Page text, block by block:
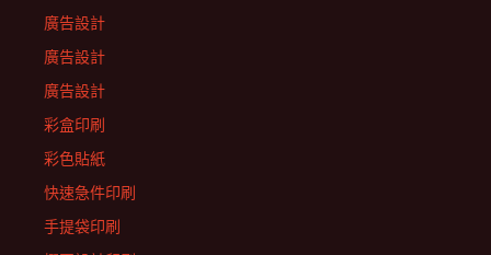
廣告設計
廣告設計
廣告設計
彩盒印刷
彩色貼紙
快速急件印刷
手提袋印刷